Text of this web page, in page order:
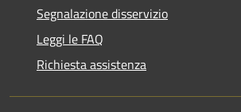
Segnalazione disservizio
Leggi le FAQ
Richiesta assistenza